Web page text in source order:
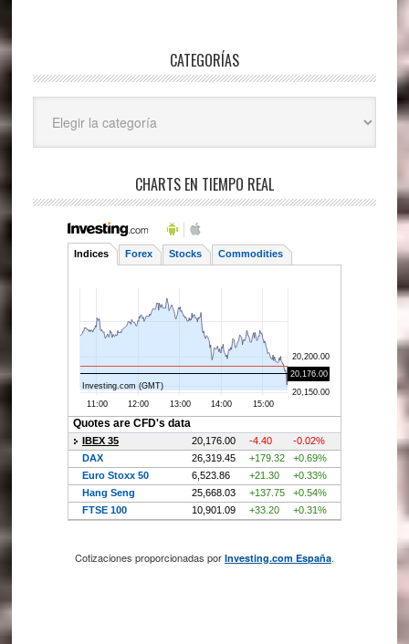
CATEGORÍAS
CHARTS EN TIEMPO REAL
Cotizaciones proporcionadas por Investing.com España.